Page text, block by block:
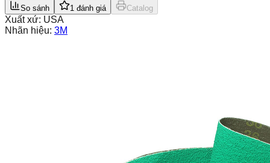
So sánh
1 đánh giá Catalog
Xuất xứ: USA
Nhãn hiệu: 3M